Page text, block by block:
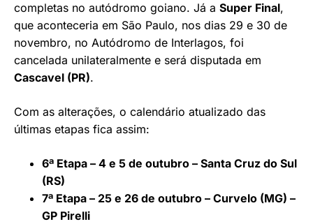
completas no autódromo goiano. Já a Super Final,
que aconteceria em São Paulo, nos dias 29 e 30 de
novembro, no Autódromo de Interlagos, foi
cancelada unilateralmente e será disputada em
Cascavel (PR).
Com as alterações, o calendário atualizado das
últimas etapas fica assim:
6ª Etapa – 4 e 5 de outubro – Santa Cruz do Sul
(RS)
7ª Etapa – 25 e 26 de outubro – Curvelo (MG) –
GP Pirelli